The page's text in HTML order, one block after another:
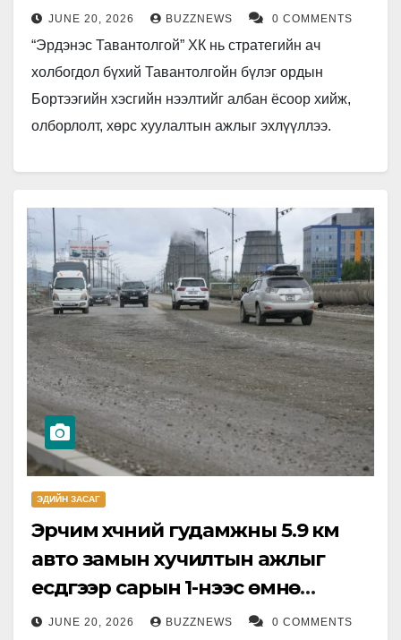
эхлүүллээ
JUNE 20, 2026 BUZZNEWS 0 COMMENTS
“Эрдэнэс Тавантолгой” ХК нь стратегийн ач
холбогдол бүхий Тавантолгойн бүлэг ордын
Бортээгийн хэсгийн нээлтийг албан ёсоор хийж,
олборлолт, хөрс хуулалтын ажлыг эхлүүллээ.
ЭДИЙН ЗАСАГ
Эрчим хүчний гудамжны 5.9 км
авто замын хучилтын ажлыг
есдүгээр сарын 1-нээс өмнө
дуусгана
JUNE 20, 2026 BUZZNEWS 0 COMMENTS